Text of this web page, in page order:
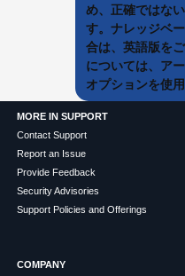
め、正確ではな
す。ナレッジベ
合は、英語版を
については、ア
オプションを使
MORE IN SUPPORT
Contact Support
Report an Issue
Provide Feedback
Security Advisories
Support Policies and Offerings
COMPANY